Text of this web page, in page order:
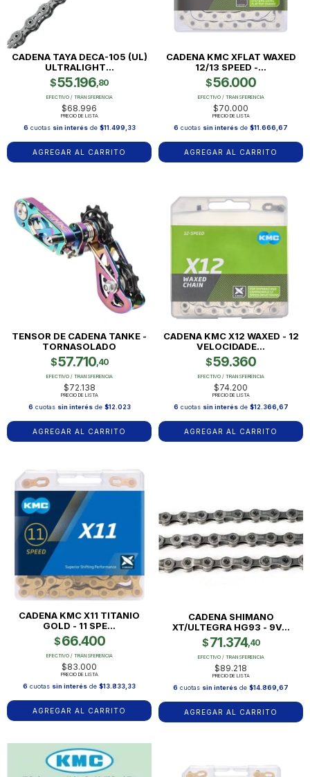
CADENA TAYA DECA-105 (UL)
ULTRALIGHT...
$55.196,80
EFECTIVO / TRANSFERENCIA
$68.996
PRECIO DE LISTA
6 cuotas sin interésde $11.499,33
CADENA KMC XFLAT WAXED
12/13 SPEED -...
$56.000
EFECTIVO / TRANSFERENCIA
$70.000
PRECIO DE LISTA
6 cuotas sin interés de $11.666,67
TENSOR DE CADENA TANKE -
TORNASOLADO
$57.710,40
EFECTIVO / TRANSFERENCIA
$72.138
PRECIO DE LISTA
6 cuotas sin interésde $12.023
CADENA KMC X12 WAXED - 12
VELOCIDADE...
$59.360
EFECTIVO / TRANSFERENCIA
$74.200
PRECIO DE LISTA
6 cuotas sin interésde $12.366,67
CADENA KMC X11 TITANIO
GOLD - 11 SPE...
$66.400
EFECTIVO / TRANSFERENCIA
$83.000
PRECIO DE LISTA
6 cuotas sin interés de $13.833,33
CADENA SHIMANO
XT/ULTEGRA HG93 - 9V...
$71.374,40
EFECTIVO / TRANSFERENCIA
$89.218
PRECIO DE LISTA
6 cuotas sin interés de $14.869,67